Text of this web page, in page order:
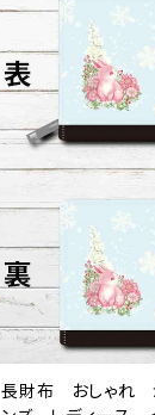
め 人気 イラスト
ル デザイン グッ
トル：群青 作：み
長財布 おしゃれ